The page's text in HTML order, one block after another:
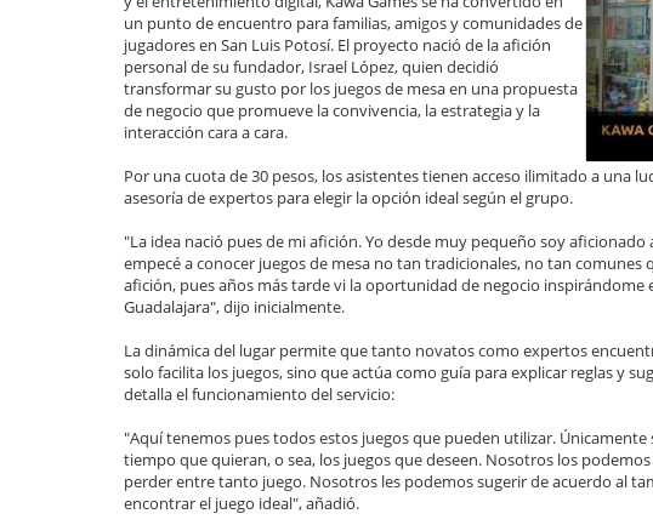
un punto de encuentro para familias, amigos y comunidades de
jugadores en San Luis Potosí. El proyecto nació de la afición
personal de su fundador, Israel López, quien decidió
transformar su gusto por los juegos de mesa en una propuesta
de negocio que promueve la convivencia, la estrategia y la
interacción cara a cara.
Por una cuota de 30 pesos, los asistentes tienen acceso ilimitado a una
asesoría de expertos para elegir la opción ideal según el grupo.
"La idea nació pues de mi afición. Yo desde muy pequeño soy
empecé a conocer juegos de mesa no tan tradicionales, no tan comunes
afición, pues años más tarde vi la oportunidad de negocio inspirándome
Guadalajara", dijo inicialmente.
La dinámica del lugar permite que tanto novatos como expertos
solo facilita los juegos, sino que actúa como guía para explicar reglas y
detalla el funcionamiento del servicio:
"Aquí tenemos pues todos estos juegos que pueden utilizar.
tiempo que quieran, o sea, los juegos que deseen. Nosotros los
perder entre tanto juego. Nosotros les podemos sugerir de acuerdo al
encontrar el juego ideal", añadió.